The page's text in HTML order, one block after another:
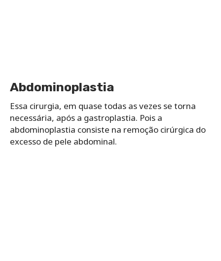
Abdominoplastia
Essa cirurgia, em quase todas as vezes se torna
necessária, após a gastroplastia. Pois a
abdominoplastia consiste na remoção cirúrgica do
excesso de pele abdominal.